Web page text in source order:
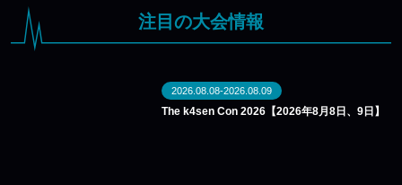
注目の大会情報
2026.08.08-2026.08.09
The k4sen Con 2026【2026年8月8日、9日】